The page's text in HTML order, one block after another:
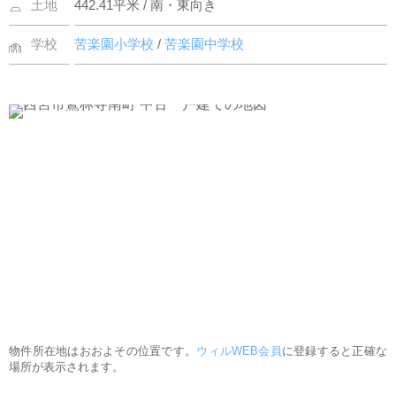
土地 442.41平米 / 南・東向き
学校 苦楽園小学校/苦楽園中学校
物件所在地はおおよその位置です。 ウィルWEB会員 に登録すると正確な
場所が表示されます。